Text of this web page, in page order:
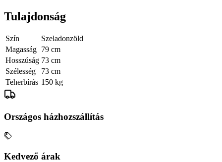
Tulajdonság
Szín
Szeladonzöld
Magasság 79 cm
Hosszúság 73 cm
Szélesség
73 cm
Teherbírás 150 kg
Országos házhozszállítás
Kedvező árak